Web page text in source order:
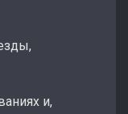
и,